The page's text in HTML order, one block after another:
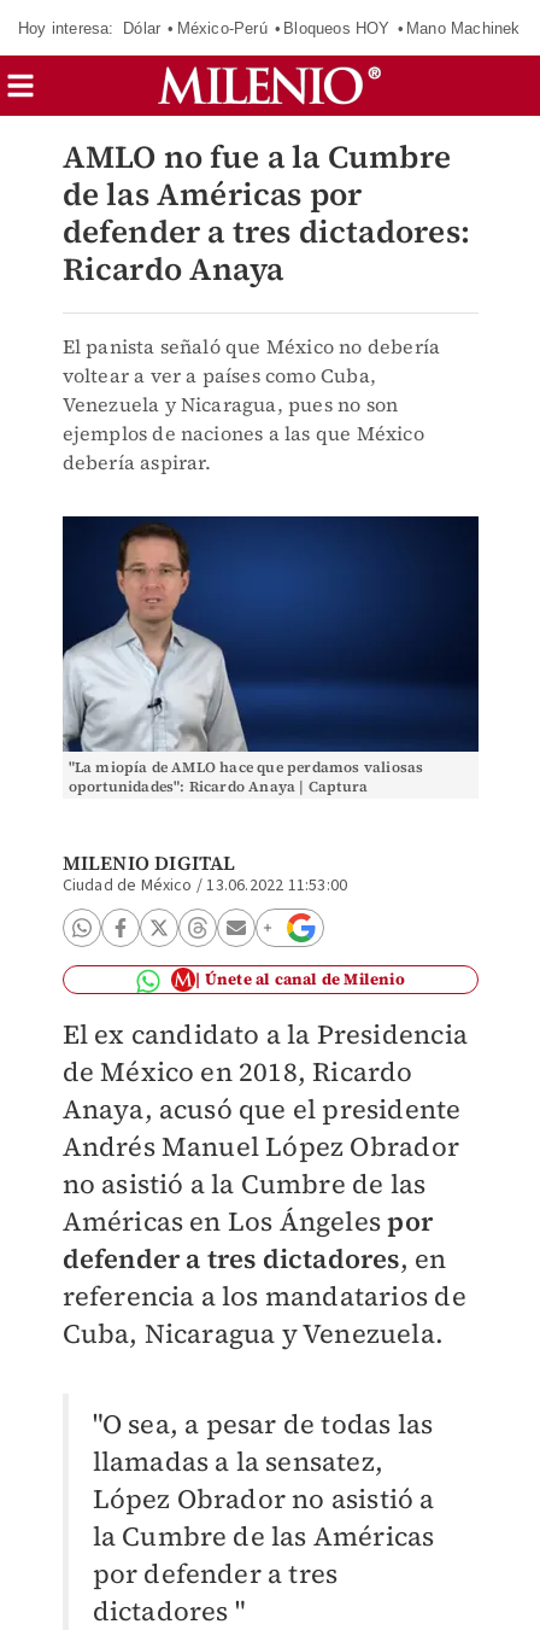
Hoy interesa: Dólar México-Perú Bloqueos HOY Mano Machinek
AMLO no fue a la Cumbre
de las Américas por
defender a tres dictadores:
Ricardo Anaya
El panista señaló que México no debería
voltear a ver a países como Cuba,
Venezuela y Nicaragua, pues no son
ejemplos de naciones a las que México
debería aspirar.
"La miopía de AMLO hace que perdamos valiosas
oportunidades": Ricardo Anaya | Captura
MILENIO DIGITAL
Ciudad de México /13.06.2022 11:53:00
Únete al canal de Milenio
El ex candidato a la Presidencia
de México en 2018, Ricardo
Anaya, acusó que el presidente
Andrés Manuel López Obrador
no asistió a la Cumbre de las
Américas en Los Ángelespor
defender a tres dictadores, en
referencia a los mandatarios de
Cuba, Nicaragua y Venezuela.
"O sea, a pesar de todas las
llamadas a la sensatez,
López Obrador no asistió a
la Cumbre de las Américas
por defender a tres
dictadores "